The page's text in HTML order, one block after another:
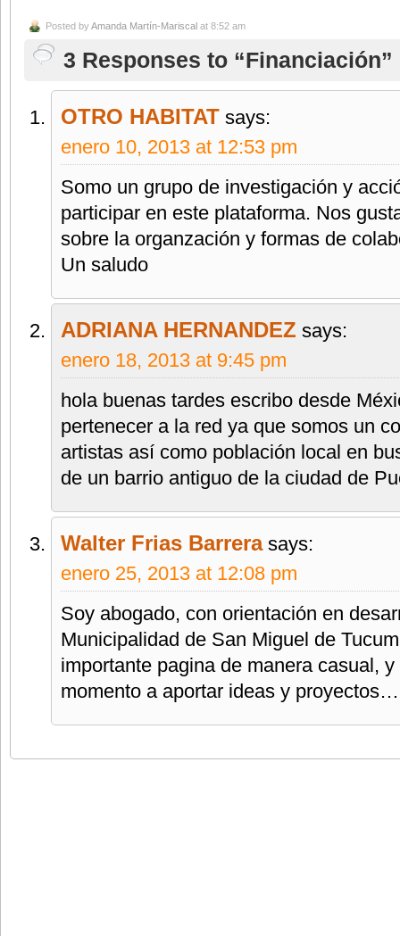
Posted byAmanda Martín-Mariscal at 8:52 am
3 Responses to “Financiación”
OTRO HABITAT says:
enero 10, 2013 at 12:53 pm
Somo un grupo de investigación y
participar en este plataforma. Nos
sobre la organzación y formas de
Un saludo
ADRIANA HERNANDEZ says:
enero 18, 2013 at 9:45 pm
hola buenas tardes escribo desde
pertenecer a la red ya que somos un
artistas así como población local en
de un barrio antiguo de la ciudad de
Walter Frias Barrera says:
enero 25, 2013 at 12:08 pm
Soy abogado, con orientación en
Municipalidad de San Miguel de
importante pagina de manera casual,
momento a aportar ideas y proyectos…